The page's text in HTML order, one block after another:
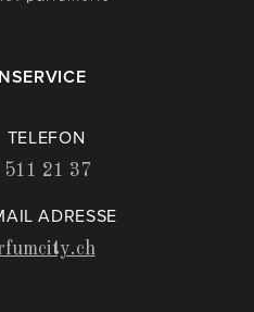
TELEFON
21 37
ADRESSE